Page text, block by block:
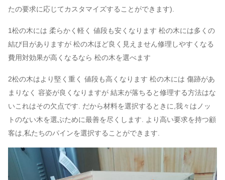
たの要求に応じてカスタマイズすることができます).
1松の木には 柔らかく軽く 値段も安くなります 松の木には多くの
結び目がありますが 松の木ほど良く見えません修理しやすくなる
費用対効果が高くなるなら 松の木を選べます
2松の木はより堅く重く 値段も高くなります 松の木には 傷跡があ
まりなく 容姿が良くなりますが 結末が落ちると修理する方法はな
いこれはその欠点です. だから材料を選択するときに,我々はノッ
トのない木を選ぶために最善を尽くします. より高い要求を持つ顧
客は,私たちのパインを選択することができます.